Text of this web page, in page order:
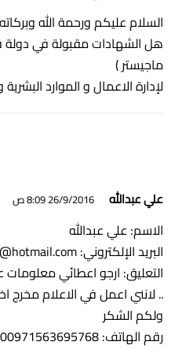
السلام عليكم ورحمة الله وبركاته
هل الشهادات مقبولة في
ماجيستر )
لإدارة الاعمال و الموارد
علي عبدالله 26/9/2016 8:09 ص
الاسم: علي عبدالله
البريد الإلكتروني:
التعليق: ارجو اعطائي
.. لانني اعمل في الاعلام مخرج اخبار
ولكم الشكر
رقم الهاتف: 00971563695768